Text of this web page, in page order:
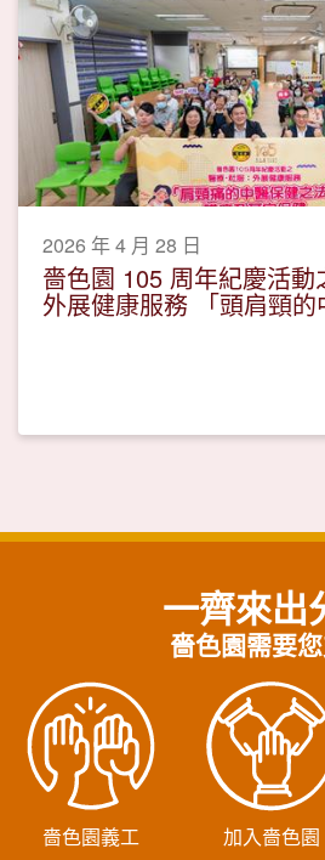
2026 年 4 月 28 日
嗇色園 105 周年紀慶活動
外展健康服務 「頭肩頸
一齊來出
嗇色園需要
嗇色園義工 加入嗇色園